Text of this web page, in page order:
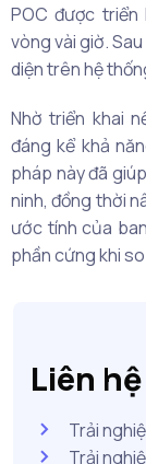
POC được
vòng vài giờ.
diện trên hệ
Nhờ triển khai
đáng kể khả
pháp này đã
ninh, đồng thời
ước tính của
phần cứng khi
Liên
Trải
Trải